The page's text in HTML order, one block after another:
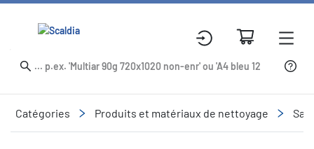
Catégories Produits et matériaux de nettoyage